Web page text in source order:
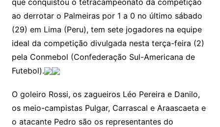
ao derrotar o Palmeiras por 1 a 0 no último sábado
(29) em Lima (Peru), tem sete jogadores na equipe
ideal da competição divulgada nesta terça-feira (2)
pela Conmebol (Confederação Sul-Americana de
Futebol).
O goleiro Rossi, os zagueiros Léo Pereira e Danilo,
os meio-campistas Pulgar, Carrascal e Araascaeta e
o atacante Pedro são os representantes do